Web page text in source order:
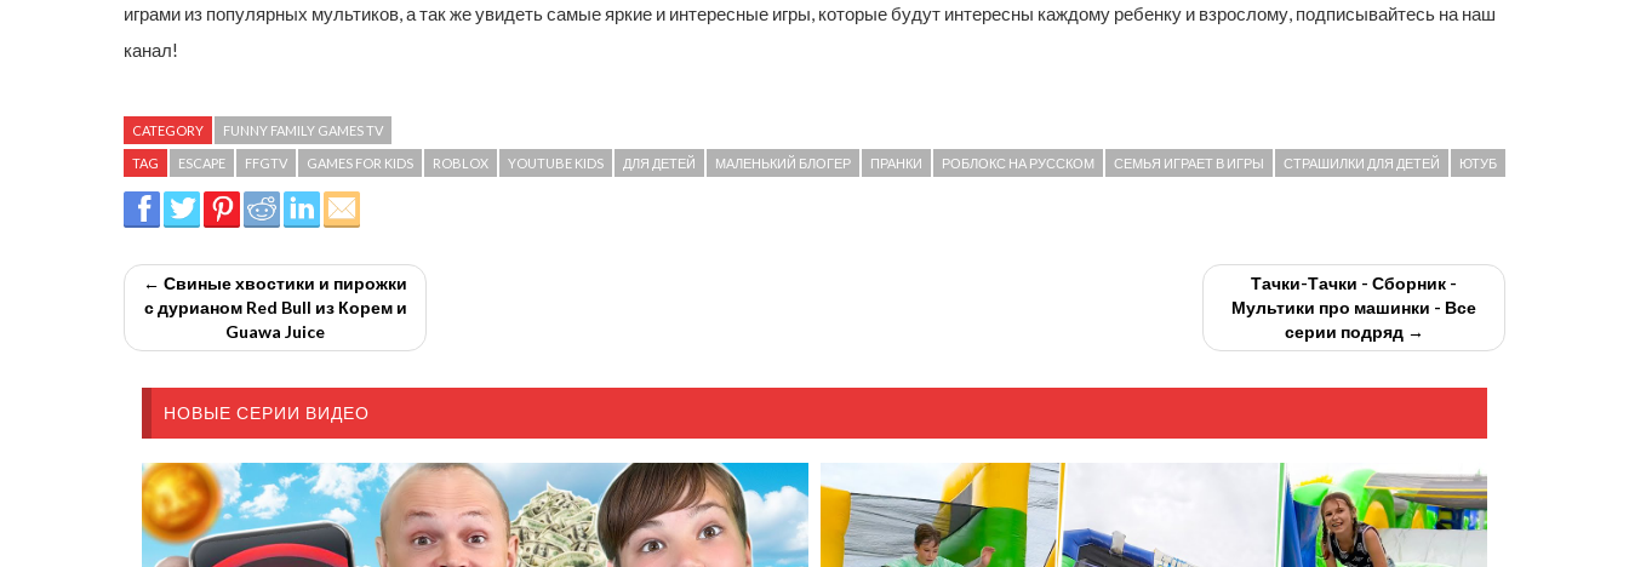
играми из популярных мультиков, а так же увидеть самые яркие и интересные игры, которые будут интересны каждому ребенку и взрослому, подписывайтесь на наш
канал!
CATEGORY FUNNY FAMILY GAMES TV
TAG ESCAPE FFGTV GAMES FOR KIDS ROBLOX YOUTUBE KIDS ДЛЯ ДЕТЕЙ МАЛЕНЬКИЙ БЛОГЕР ПРАНКИ РОБЛОКС НА РУССКОМ СЕМЬЯ ИГРАЕТ В ИГРЫ СТРАШИЛКИ ДЛЯ ДЕТЕЙ ЮТУБ
← Свиные хвостики и пирожки
с дурианом Red Bull из Корем и
Guawa Juice
Тачки-Тачки - Сборник -
Мультики про машинки - Все
серии подряд →
НОВЫЕ СЕРИИ ВИДЕО